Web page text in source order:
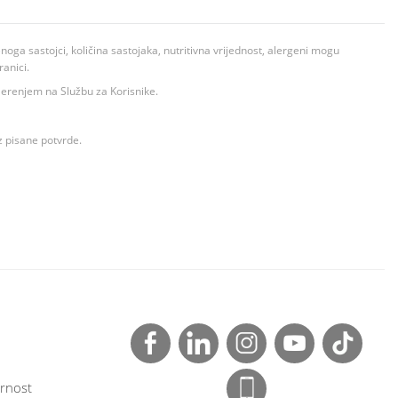
sastojci, količina sastojaka, nutritivna vrijednost, alergeni mogu
na Službu za Korisnike.
pisane potvrde.